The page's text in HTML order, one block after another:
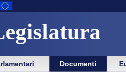
Documenti